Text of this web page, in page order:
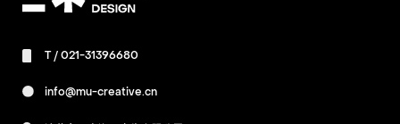
T / 021-31396680
info@mu-creative.cn